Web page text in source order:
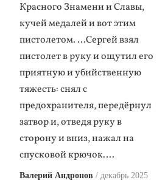
Красного Знамени и Славы,
кучей медалей и вот этим
пистолетом. …Сергей взял
пистолет в руку и ощутил его
приятную и убийственную
тяжесть: снял с
предохранителя, передёрнул
затвор и, отведя руку в
сторону и вниз, нажал на
спусковой крючок….
Валерий Андронов декабрь 2025